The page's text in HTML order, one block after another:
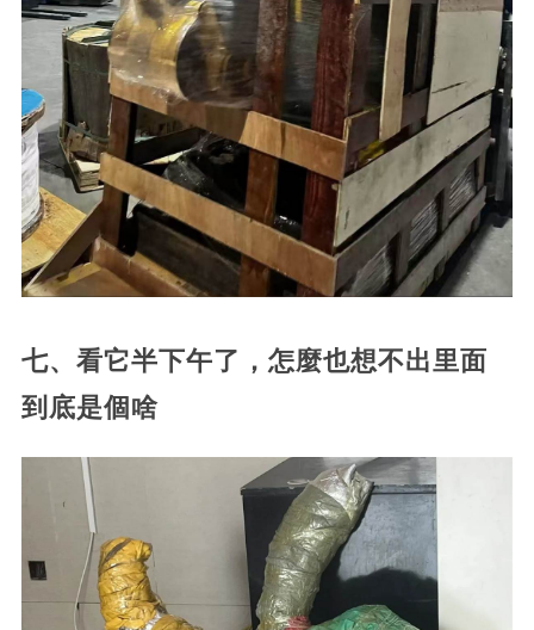
七、看它半下午了，怎麼也想不出里面
到底是個啥